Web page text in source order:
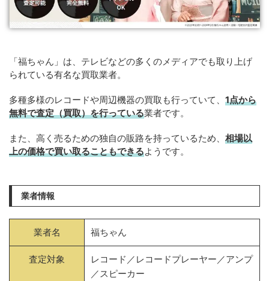
「福ちゃん」は、テレビなどの多くのメディアでも取り上げ
られている有名な買取業者。
多種多様のレコードや周辺機器の買取も行っていて、 1点から
無料で査定（買取）を行っている業者です。
また、高く売るための独自の販路を持っているため、 相場以
上の価格で買い取ることもできるようです。
業者情報
業者名 福ちゃん
査定対象
レコード／レコードプレーヤー／アンプ
／スピーカー